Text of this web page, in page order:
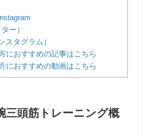
ー）
スタグラム）
におすすめの記事はこちら
におすすめの動画はこちら
三頭筋トレーニング概